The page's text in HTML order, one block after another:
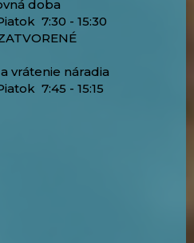
doba
7:30 - 15:30
vrátenie náradia
7:45 - 15:15